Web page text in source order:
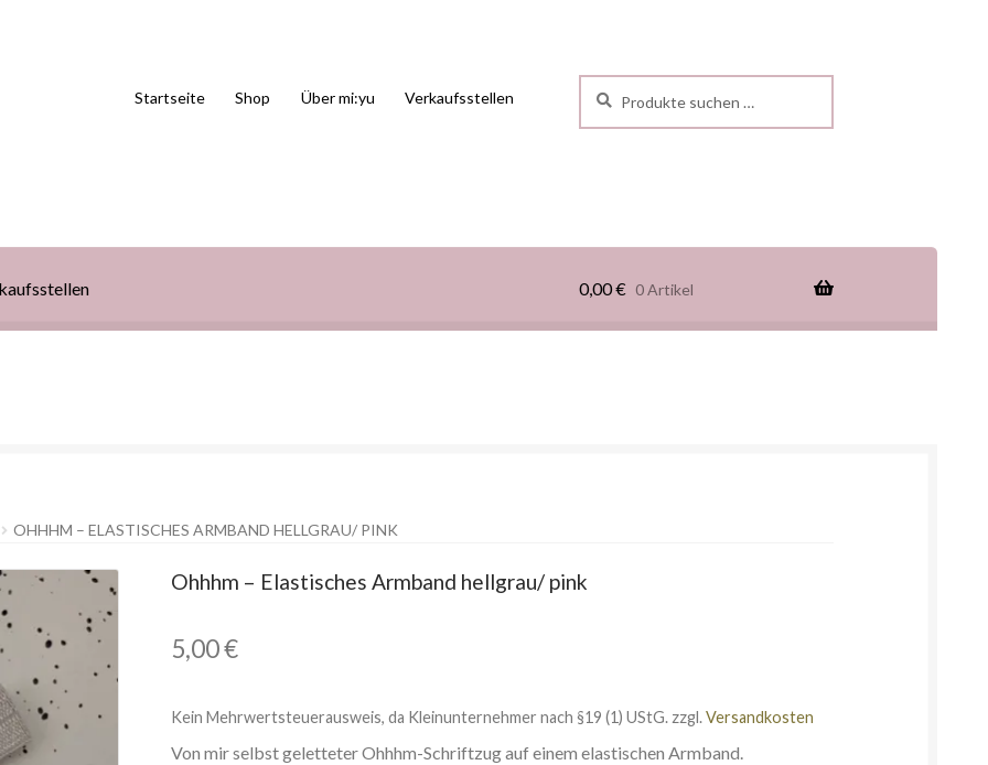
Startseite Shop Über mi:yu Verkaufsstellen
0,00€ 0 Artikel
OHHHM – ELASTISCHES ARMBAND HELLGRAU/ PINK
Ohhhm – Elastisches Armband hellgrau/ pink
5,00€
Kein Mehrwertsteuerausweis, da Kleinunternehmer nach §19 (1) UStG. zzgl.Versandkosten
Von mir selbst geletteter Ohhhm-Schriftzug auf einem elastischen Armband.